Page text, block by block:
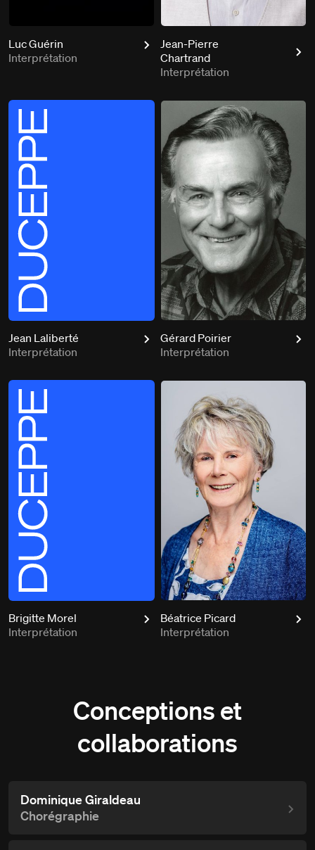
Luc Guérin
Interprétation
Jean-Pierre
Chartrand
Interprétation
Jean Laliberté
Interprétation
Gérard Poirier
Interprétation
Brigitte Morel
Interprétation
Béatrice Picard
Interprétation
Conceptions et
collaborations
Dominique Giraldeau
Chorégraphie